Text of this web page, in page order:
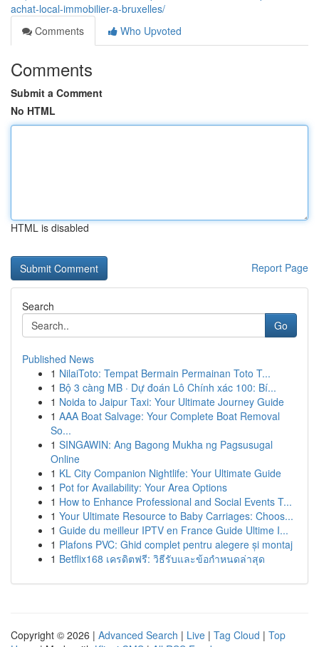
achat-local-immobilier-a-bruxelles/
Comments
Who Upvoted
Comments
Submit a Comment
No HTML
HTML is disabled
Report Page
Search
Go
Published News
1 NilaiToto: Tempat Bermain Permainan Toto T...
1 Bộ 3 càng MB · Dự đoán Lô Chính xác 100: Bí...
1 Noida to Jaipur Taxi: Your Ultimate Journey Guide
1 AAA Boat Salvage: Your Complete Boat Removal
So...
1 SINGAWIN: Ang Bagong Mukha ng Pagsusugal
Online
1 KL City Companion Nightlife: Your Ultimate Guide
1 Pot for Availability: Your Area Options
1 How to Enhance Professional and Social Events T...
1 Your Ultimate Resource to Baby Carriages: Choos...
1 Guide du meilleur IPTV en France Guide Ultime I...
1 Plafons PVC: Ghid complet pentru alegere și montaj
1 Betflix168 เครดิตฟรี: วิธีรับและข้อกำหนดล่าสุด
Copyright © 2026 | Advanced Search | Live | Tag Cloud | Top